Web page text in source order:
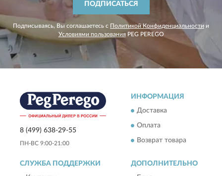
ПОДПИСАТЬСЯ
Подписываясь, Вы соглашаетесь с Политикой Конфиденциальности и
Условиями пользованияPEG PEREGO
8 (499) 638-29-55
ПН-ВС 9:00-21:00
ИНФОРМАЦИЯ
Доставка
Оплата
Возврат товара
СЛУЖБА ПОДДЕРЖКИ ДОПОЛНИТЕЛЬНО